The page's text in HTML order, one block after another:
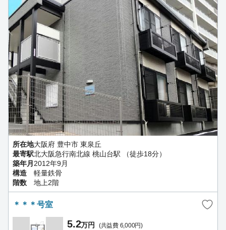
所在地大阪府 豊中市 東泉丘
最寄駅北大阪急行南北線 桃山台駅 （徒歩18分）
築年月 2012年9月
構造
軽量鉄骨
階数
地上2階
＊＊＊号室
5.2万円 (共益費 6,000円)